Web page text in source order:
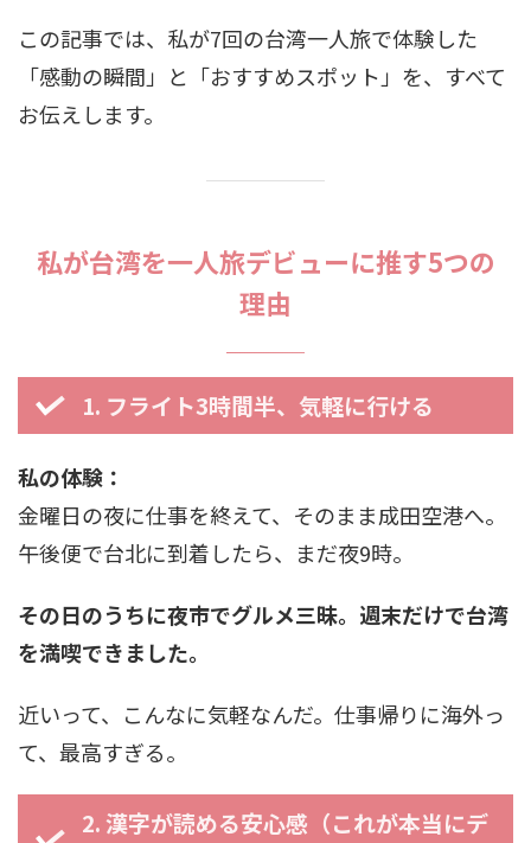
この記事では、私が7回の台湾一人旅で体験した
「感動の瞬間」と「おすすめスポット」を、すべて
お伝えします。
私が台湾を一人旅デビューに推す5つの
理由
1. フライト3時間半、気軽に行ける
私の体験：
金曜日の夜に仕事を終えて、そのまま成田空港へ。
午後便で台北に到着したら、まだ夜9時。
その日のうちに夜市でグルメ三昧。週末だけで台湾
を満喫できました。
近いって、こんなに気軽なんだ。仕事帰りに海外っ
て、最高すぎる。
2. 漢字が読める安心感（これが本当にデ